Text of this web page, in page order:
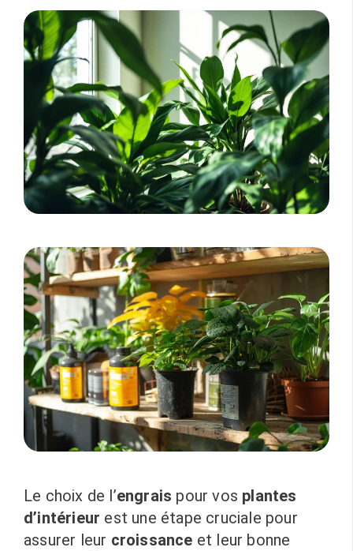
Le choix de l’engrais pour vos plantes
d’intérieur est une étape cruciale pour
assurer leur croissance et leur bonne